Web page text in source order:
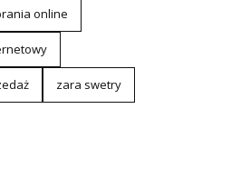
online
zara swetry